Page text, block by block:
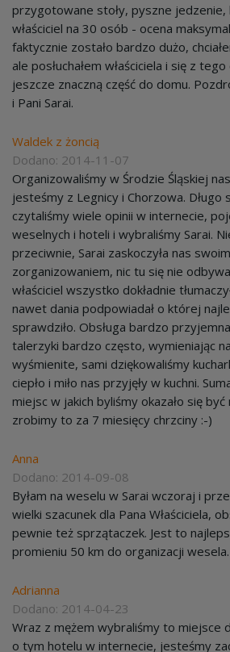
przygotowane stoły, pyszne jedzenie,
właściciel na 30 osób - ocena
faktycznie zostało bardzo dużo,
ale posłuchałem właściciela i się z
jeszcze znaczną część do domu.
i Pani Sarai.
Waldek z żoncią
Dodano: 2014-11-07
Organizowaliśmy w Środzie Śląskiej
jesteśmy z Legnicy i Chorzowa. Długo
czytaliśmy wiele opinii w internecie,
weselnych i hoteli i wybraliśmy Sarai.
przeciwnie, Sarai zaskoczyła nas
zorganizowaniem, nic tu się nie
właściciel wszystko dokładnie
nawet dania podpowiadał o której
sprawdziło. Obsługa bardzo
talerzyki bardzo często, wymieniając
wyśmienite, sami dziękowaliśmy
ciepło i miło nas przyjęły w kuchni.
miejsc w jakich byliśmy okazało się
zrobimy to za 7 miesięcy chrzciny :-)
Anna
Dodano: 2014-09-08
Byłam na weselu w Sarai wczoraj i
wielki szacunek dla Pana Właściciela,
pewnie też sprzątaczek. Jest to
promieniu 50 km do organizacji wesela.
Adrianna
Dodano: 2014-04-23
Wraz z mężem wybraliśmy to miejsce
o tym hotelu w internecie, jesteśmy